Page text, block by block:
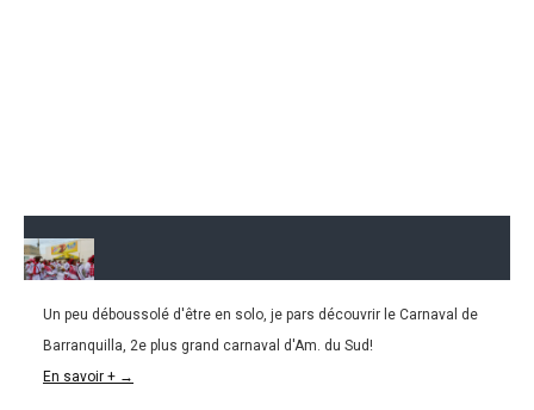
28.02.2016
Un peu déboussolé d'être en solo, je pars découvrir le Carnaval de
Barranquilla, 2e plus grand carnaval d'Am. du Sud!
En savoir + →